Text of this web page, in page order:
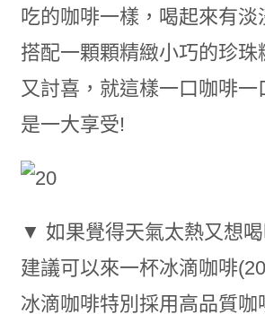
吃的咖啡一樣，喝起來有淡
搭配一顆顆精緻小巧的珍珠
又討喜，就這樣一口咖啡一
是一大享受!
▼ 如果覺得天氣太熱又想喝
建議可以來一杯冰滴咖啡
冰滴咖啡特別採用高品質咖